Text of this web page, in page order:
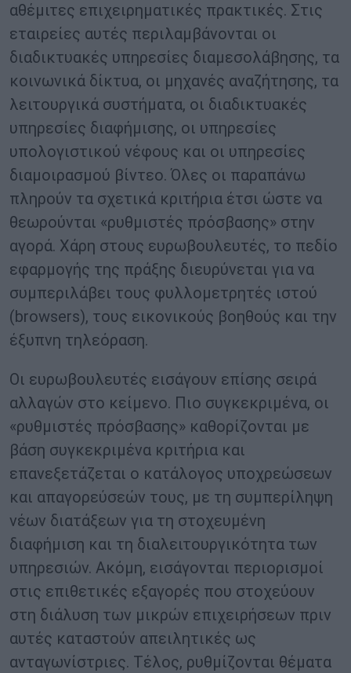
αθέμιτες επιχειρηματικές πρακτικές. Στις
εταιρείες αυτές περιλαμβάνονται οι
διαδικτυακές υπηρεσίες διαμεσολάβησης, τα
κοινωνικά δίκτυα, οι μηχανές αναζήτησης, τα
λειτουργικά συστήματα, οι διαδικτυακές
υπηρεσίες διαφήμισης, οι υπηρεσίες
υπολογιστικού νέφους και οι υπηρεσίες
διαμοιρασμού βίντεο. Όλες οι παραπάνω
πληρούν τα σχετικά κριτήρια έτσι ώστε να
θεωρούνται «ρυθμιστές πρόσβασης» στην
αγορά. Χάρη στους ευρωβουλευτές, το πεδίο
εφαρμογής της πράξης διευρύνεται για να
συμπεριλάβει τους φυλλομετρητές ιστού
(browsers), τους εικονικούς βοηθούς και την
έξυπνη τηλεόραση.
Οι ευρωβουλευτές εισάγουν επίσης σειρά
αλλαγών στο κείμενο. Πιο συγκεκριμένα, οι
«ρυθμιστές πρόσβασης» καθορίζονται με
βάση συγκεκριμένα κριτήρια και
επανεξετάζεται ο κατάλογος υποχρεώσεων
και απαγορεύσεών τους, με τη συμπερίληψη
νέων διατάξεων για τη στοχευμένη
διαφήμιση και τη διαλειτουργικότητα των
υπηρεσιών. Ακόμη, εισάγονται περιορισμοί
στις επιθετικές εξαγορές που στοχεύουν
στη διάλυση των μικρών επιχειρήσεων πριν
αυτές καταστούν απειλητικές ως
ανταγωνίστριες. Τέλος, ρυθμίζονται θέματα